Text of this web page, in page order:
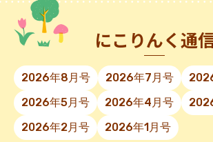
にこりんく通
2026年8月号 2026年7月号
2026年5月号
2026年4月号
2026年2月号
2026年1月号